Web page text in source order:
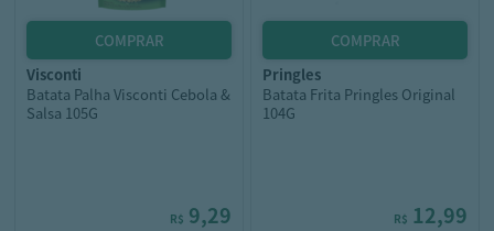
visconti
Batata Palha Visconti Cebola &
Salsa 105G
R$ 9,29
pringles
Batata Frita Pringles Original
104G
R$ 12,99